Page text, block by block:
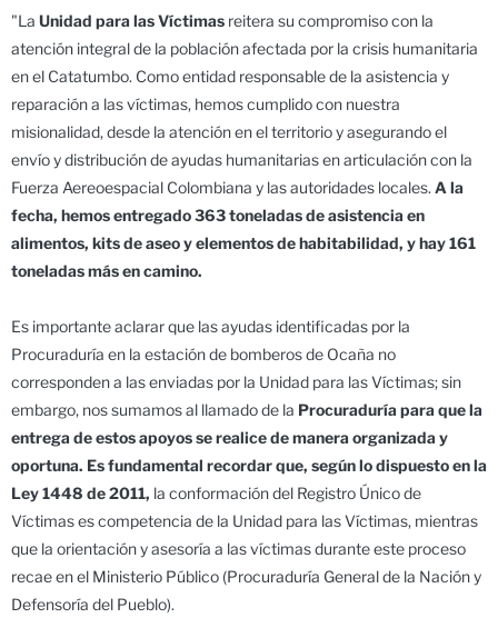
"La Unidad para las Víctimas reitera su compromiso con la
atención integral de la población afectada por la crisis humanitaria
en el Catatumbo. Como entidad responsable de la asistencia y
reparación a las víctimas, hemos cumplido con nuestra
misionalidad, desde la atención en el territorio y asegurando el
envío y distribución de ayudas humanitarias en articulación con la
Fuerza Aereoespacial Colombiana y las autoridades locales.A la
fecha, hemos entregado 363 toneladas de asistencia en
alimentos, kits de aseo y elementos de habitabilidad, y hay 161
toneladas más en camino.
Es importante aclarar que las ayudas identificadas por la
Procuraduría en la estación de bomberos de Ocaña no
corresponden a las enviadas por la Unidad para las Víctimas; sin
embargo, nos sumamos al llamado de la Procuraduría para que la
entrega de estos apoyos se realice de manera organizada y
oportuna. Es fundamental recordar que, según lo dispuesto en la
Ley 1448 de 2011, la conformación del Registro Único de
Víctimas es competencia de la Unidad para las Víctimas, mientras
que la orientación y asesoría a las víctimas durante este proceso
recae en el Ministerio Público (Procuraduría General de la Nación y
Defensoría del Pueblo).